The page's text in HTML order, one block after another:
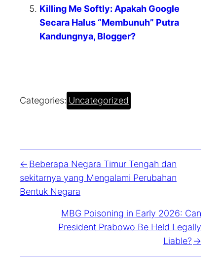
Killing Me Softly: Apakah Google
Secara Halus “Membunuh” Putra
Kandungnya, Blogger?
Categories: Uncategorized
Beberapa Negara Timur Tengah dan
sekitarnya yang Mengalami Perubahan
Bentuk Negara
MBG Poisoning in Early 2026: Can
President Prabowo Be Held Legally
Liable?